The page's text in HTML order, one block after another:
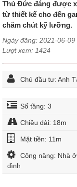
Thủ Đức đáng được
từ thiết kế cho đến
chăm chút kỹ lưỡng.
Ngày đăng: 2021-06-09
Lượt xem: 1424
Chủ đầu tư: Anh
Số tầng: 3
Chiều dài: 18m
Mặt tiền: 11m
Công năng: Nhà
đình